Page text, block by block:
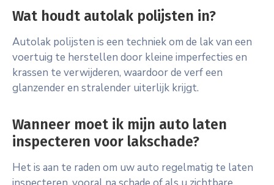
Wat houdt autolak polijsten in?
Autolak polijsten is een techniek om de lak van een
voertuig te herstellen door kleine imperfecties en
krassen te verwijderen, waardoor de verf een
glanzender en stralender uiterlijk krijgt.
Wanneer moet ik mijn auto laten
inspecteren voor lakschade?
Het is aan te raden om uw auto regelmatig te laten